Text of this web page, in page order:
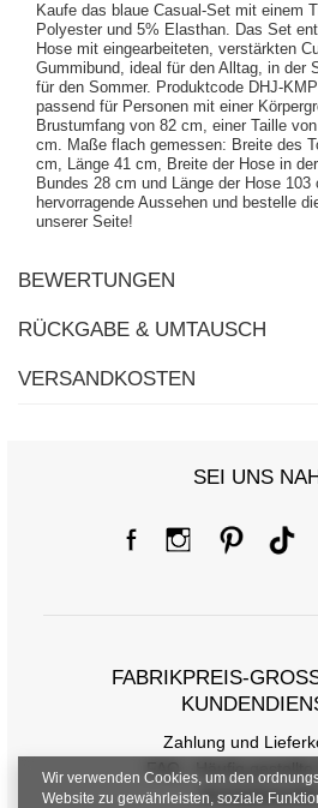
Kaufe das blaue Casual-Set mit einem
Polyester und 5% Elasthan. Das Set
Hose mit eingearbeiteten, verstärkten
Gummibund, ideal für den Alltag, in der
für den Sommer. Produktcode DHJ-
passend für Personen mit einer
Brustumfang von 82 cm, einer Taille
cm. Maße flach gemessen: Breite des
cm, Länge 41 cm, Breite der Hose in
Bundes 28 cm und Länge der Hose
hervorragende Aussehen und bestelle
unserer Seite!
BEWERTUNGEN
RÜCKGABE & UMTAUSCH
VERSANDKOSTEN
SEI UNS
FABRIKPREIS-
Zahlung und
FAQ - Häufig gestellte
Wir verwenden Cookies, um den
Website zu gewährleisten, soziale